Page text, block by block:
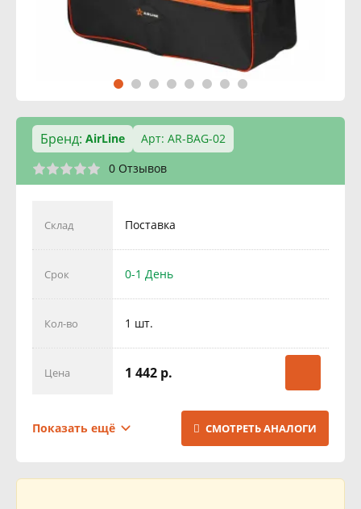
Бренд: AirLine
Арт: AR-BAG-02
0 Отзывов
Склад Поставка
Срок 0-1 День
Кол-во 1 шт.
Цена 1 442 р.
Поставка
Показать ещё СМОТРЕТЬ АНАЛОГИ